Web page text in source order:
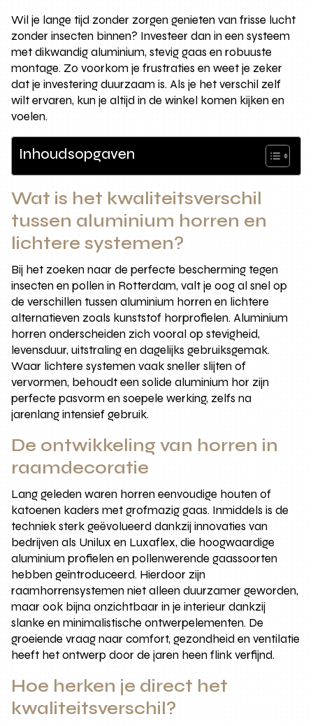
Wil je lange tijd zonder zorgen genieten van frisse lucht
zonder insecten binnen? Investeer dan in een systeem
met dikwandig aluminium, stevig gaas en robuuste
montage. Zo voorkom je frustraties en weet je zeker
dat je investering duurzaam is. Als je het verschil zelf
wilt ervaren, kun je altijd in de winkel komen kijken en
voelen.
Inhoudsopgaven
Wat is het kwaliteitsverschil
tussen aluminium horren en
lichtere systemen?
Bij het zoeken naar de perfecte bescherming tegen
insecten en pollen in Rotterdam, valt je oog al snel op
de verschillen tussen aluminium horren en lichtere
alternatieven zoals kunststof horprofielen. Aluminium
horren onderscheiden zich vooral op stevigheid,
levensduur, uitstraling en dagelijks gebruiksgemak.
Waar lichtere systemen vaak sneller slijten of
vervormen, behoudt een solide aluminium hor zijn
perfecte pasvorm en soepele werking, zelfs na
jarenlang intensief gebruik.
De ontwikkeling van horren in
raamdecoratie
Lang geleden waren horren eenvoudige houten of
katoenen kaders met grofmazig gaas. Inmiddels is de
techniek sterk geëvolueerd dankzij innovaties van
bedrijven als Unilux en Luxaflex, die hoogwaardige
aluminium profielen en pollenwerende gaassoorten
hebben geïntroduceerd. Hierdoor zijn
raamhorrensystemen niet alleen duurzamer geworden,
maar ook bijna onzichtbaar in je interieur dankzij
slanke en minimalistische ontwerpelementen. De
groeiende vraag naar comfort, gezondheid en ventilatie
heeft het ontwerp door de jaren heen flink verfijnd.
Hoe herken je direct het
kwaliteitsverschil?